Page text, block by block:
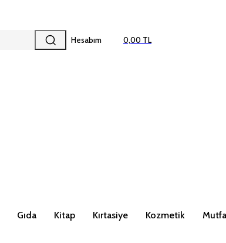
Hesabım 0,00 TL
Gıda Kitap Kırtasiye Kozmetik